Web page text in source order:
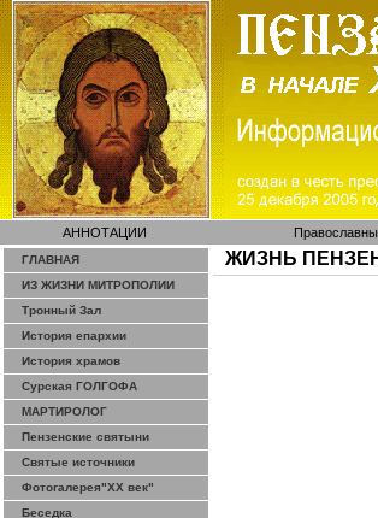
АННОТАЦИИ
ГЛАВНАЯ
ИЗ ЖИЗНИ МИТРОПОЛИИ
Тронный Зал
История епархии
История храмов
Сурская ГОЛГОФА
МАРТИРОЛОГ
Пензенские святыни
Святые источники
Фотогалерея"ХХ век"
Беседка
ЖИЗНЬ